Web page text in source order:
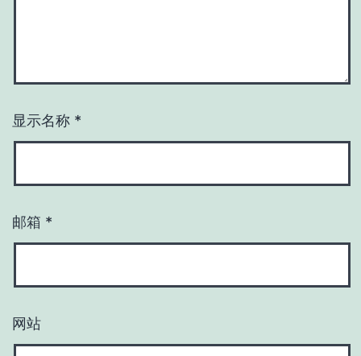
显示名称 *
邮箱 *
网站